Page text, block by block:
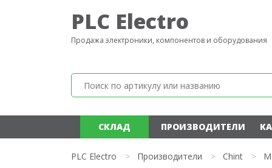
PLC Electro
Продажа электроники, компонентов и оборудования
СКЛАД ПРОИЗВОДИТЕЛИ
PLC Electro > Производители > Chint >